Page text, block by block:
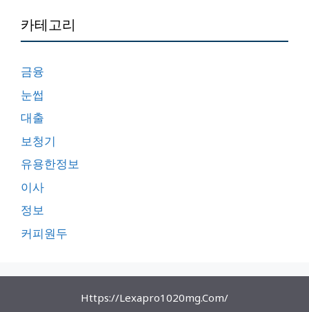
카테고리
금융
눈썹
대출
보청기
유용한정보
이사
정보
커피원두
Https://lexapro1020mg.com/